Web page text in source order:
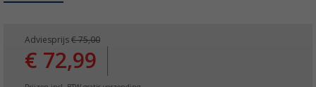
Adviesprijs € 75,00
€ 72,99